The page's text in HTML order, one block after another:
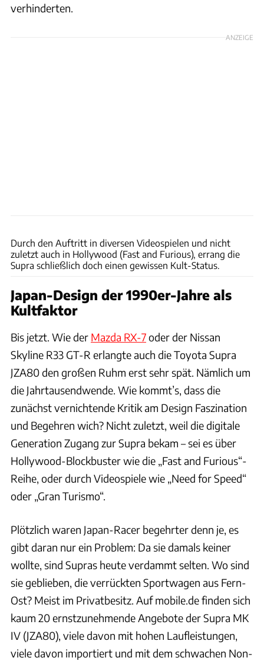
verhinderten.
ANZEIGE
Durch den Auftritt in diversen Videospielen und nicht
zuletzt auch in Hollywood (Fast and Furious), errang die
Supra schließlich doch einen gewissen Kult-Status.
Japan-Design der 1990er-Jahre als
Kultfaktor
Bis jetzt. Wie der Mazda RX-7oder der Nissan
Skyline R33 GT-R erlangte auch die Toyota Supra
JZA80 den großen Ruhm erst sehr spät. Nämlich um
die Jahrtausendwende. Wie kommt’s, dass die
zunächst vernichtende Kritik am Design Faszination
und Begehren wich? Nicht zuletzt, weil die digitale
Generation Zugang zur Supra bekam – sei es über
Hollywood-Blockbuster wie die „Fast and Furious“-
Reihe, oder durch Videospiele wie „Need for Speed“
oder „Gran Turismo“.
Plötzlich waren Japan-Racer begehrter denn je, es
gibt daran nur ein Problem: Da sie damals keiner
wollte, sind Supras heute verdammt selten. Wo sind
sie geblieben, die verrückten Sportwagen aus Fern-
Ost? Meist im Privatbesitz. Auf mobile.de finden sich
kaum 20 ernstzunehmende Angebote der Supra MK
IV (JZA80), viele davon mit hohen Laufleistungen,
viele davon importiert und mit dem schwachen Non-